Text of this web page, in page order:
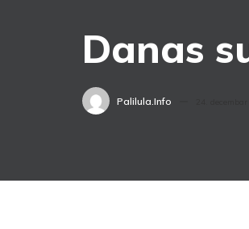
Danas
Palilula.info